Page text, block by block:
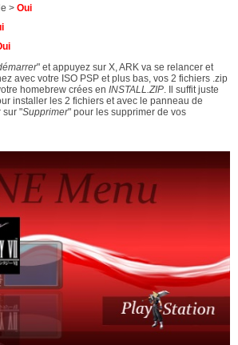
> Oui
" et appuyez sur X, ARK va se relancer et
avec votre ISO PSP et plus bas, vos 2 fichiers .zip
homebrew crées en INSTALL.ZIP. Il suffit juste
installer les 2 fichiers et avec le panneau de
sur "Supprimer" pour les supprimer de vos